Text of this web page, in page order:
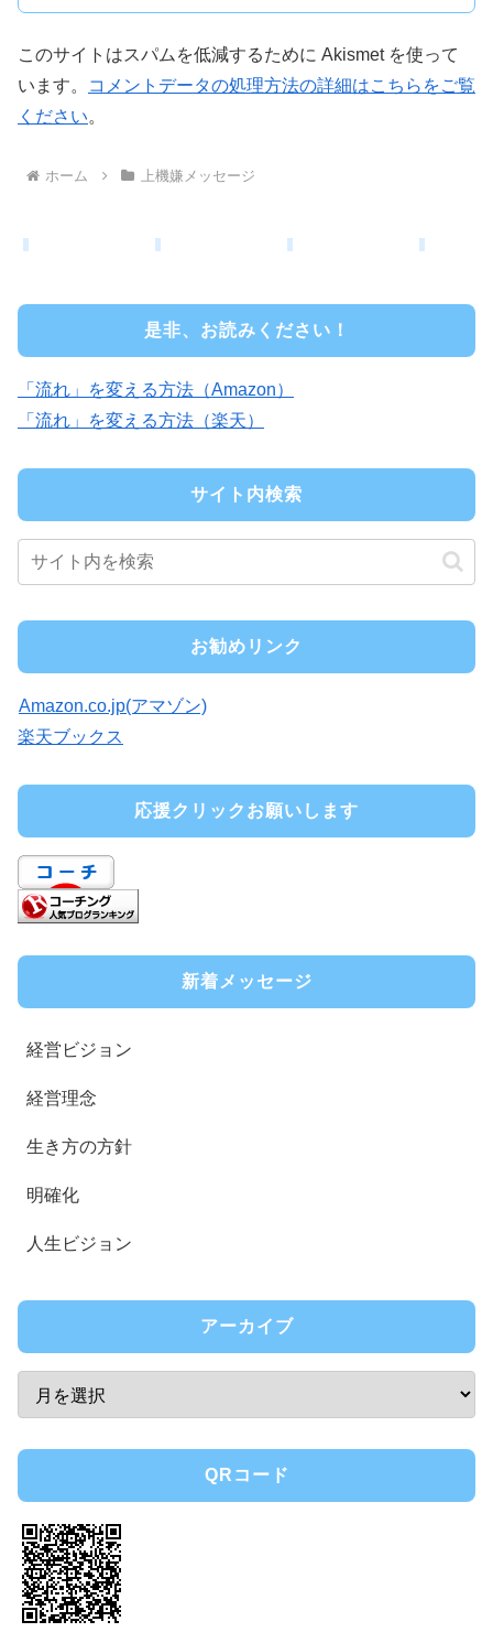
このサイトはスパムを低減するために Akismet を使って
います。
コメントデータの処理方法の詳細はこちらをご覧
ください。
ホーム 上機嫌メッセージ
是非、お読みください！
「流れ」を変える方法（Amazon）
「流れ」を変える方法（楽天）
サイト内検索
お勧めリンク
Amazon.co.jp(アマゾン)
楽天ブックス
応援クリックお願いします
新着メッセージ
経営ビジョン
経営理念
生き方の方針
明確化
人生ビジョン
アーカイブ
QRコード